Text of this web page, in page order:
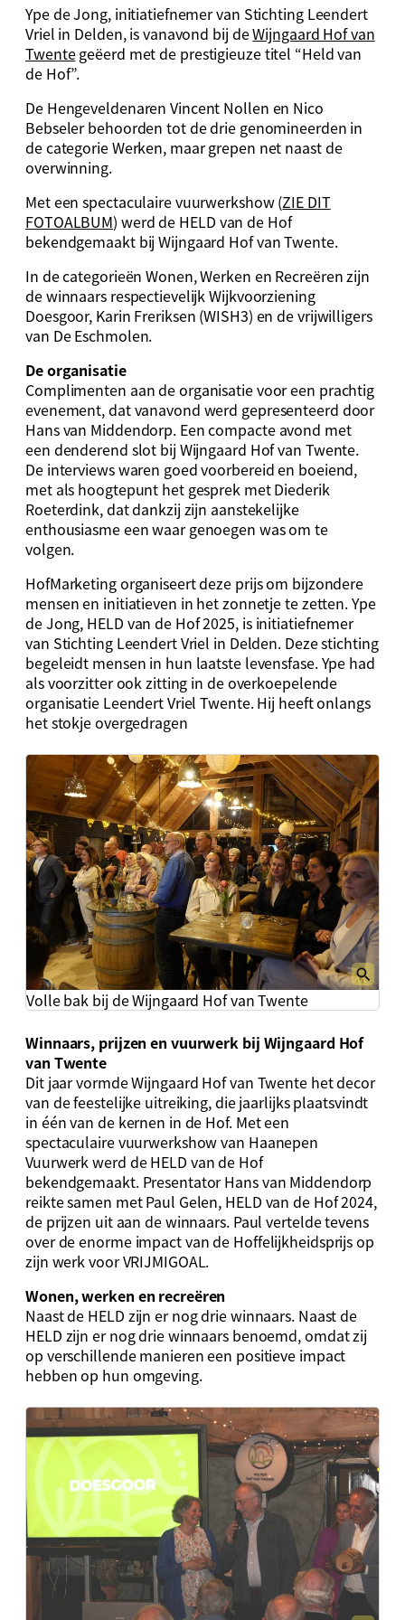
Ype de Jong, initiatiefnemer van Stichting Leendert
Vriel in Delden, is vanavond bij deWijngaard Hof van
Twentegeëerd met de prestigieuze titel “Held van
de Hof”.
De Hengeveldenaren Vincent Nollen en Nico
Bebseler behoorden tot de drie genomineerden in
de categorie Werken, maar grepen net naast de
overwinning.
Met een spectaculaire vuurwerkshow (ZIE DIT
FOTOALBUM) werd de HELD van de Hof
bekendgemaakt bij Wijngaard Hof van Twente.
In de categorieën Wonen, Werken en Recreëren zijn
de winnaars respectievelijk Wijkvoorziening
Doesgoor, Karin Freriksen (WISH3) en de vrijwilligers
van De Eschmolen.
De organisatie
Complimenten aan de organisatie voor een prachtig
evenement, dat vanavond werd gepresenteerd door
Hans van Middendorp. Een compacte avond met
een denderend slot bij Wijngaard Hof van Twente.
De interviews waren goed voorbereid en boeiend,
met als hoogtepunt het gesprek met Diederik
Roeterdink, dat dankzij zijn aanstekelijke
enthousiasme een waar genoegen was om te
volgen.
HofMarketing organiseert deze prijs om bijzondere
mensen en initiatieven in het zonnetje te zetten. Ype
de Jong, HELD van de Hof 2025, is initiatiefnemer
van Stichting Leendert Vriel in Delden. Deze stichting
begeleidt mensen in hun laatste levensfase. Ype had
als voorzitter ook zitting in de overkoepelende
organisatie Leendert Vriel Twente. Hij heeft onlangs
het stokje overgedragen
Volle bak bij de Wijngaard Hof van Twente
Winnaars, prijzen en vuurwerk bij Wijngaard Hof
van Twente
Dit jaar vormde Wijngaard Hof van Twente het decor
van de feestelijke uitreiking, die jaarlijks plaatsvindt
in één van de kernen in de Hof. Met een
spectaculaire vuurwerkshow van Haanepen
Vuurwerk werd de HELD van de Hof
bekendgemaakt. Presentator Hans van Middendorp
reikte samen met Paul Gelen, HELD van de Hof 2024,
de prijzen uit aan de winnaars. Paul vertelde tevens
over de enorme impact van de Hoffelijkheidsprijs op
zijn werk voor VRIJMIGOAL.
Wonen, werken en recreëren
Naast de HELD zijn er nog drie winnaars. Naast de
HELD zijn er nog drie winnaars benoemd, omdat zij
op verschillende manieren een positieve impact
hebben op hun omgeving.